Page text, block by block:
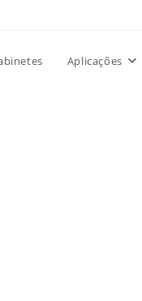
Aplicações